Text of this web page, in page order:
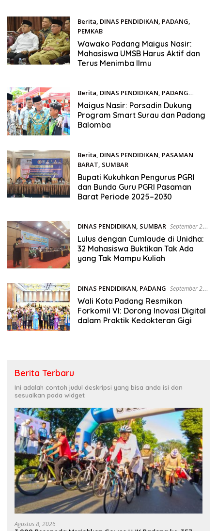
Berita, DINAS PENDIDIKAN, PADANG,
PEMKAB
September 22, 2025
Wawako Padang Maigus Nasir:
Mahasiswa UMSB Harus Aktif dan
Terus Menimba Ilmu
Berita, DINAS PENDIDIKAN, PADANG
September 21, 2025
Maigus Nasir: Porsadin Dukung
Program Smart Surau dan Padang
Balomba
Berita, DINAS PENDIDIKAN, PASAMAN
BARAT, SUMBAR
September 20, 2025
Bupati Kukuhkan Pengurus PGRI
dan Bunda Guru PGRI Pasaman
Barat Periode 2025–2030
DINAS PENDIDIKAN, SUMBAR September 20,
2025
Lulus dengan Cumlaude di Unidha:
32 Mahasiswa Buktikan Tak Ada
yang Tak Mampu Kuliah
DINAS PENDIDIKAN, PADANG September 20,
2025
Wali Kota Padang Resmikan
Forkomil VI: Dorong Inovasi Digital
dalam Praktik Kedokteran Gigi
Berita Terbaru
Ini adalah contoh judul deskripsi yang bisa anda isi dan
sesuaikan pada widget
Agustus 8, 2026